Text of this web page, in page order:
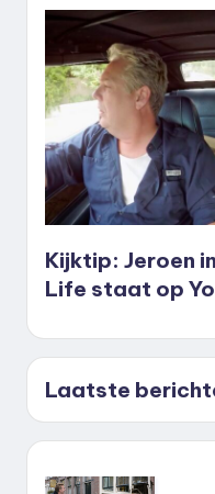
Kijktip: Jeroen
Life staat op
Laatste